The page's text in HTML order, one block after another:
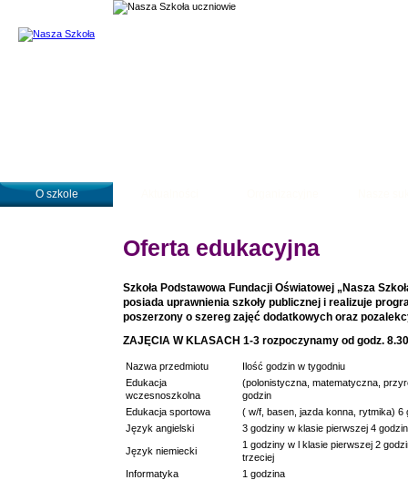
O szkole
Oferta edukacyjna
Szkoła Podstawowa Fundacji Oświatowej „Nasza
posiada uprawnienia szkoły publicznej i realizuje
poszerzony o szereg zajęć dodatkowych oraz
ZAJĘCIA W KLASACH 1-3 rozpoczynamy od godz.
Nazwa przedmiotu
Ilość godzin w tygodniu
Edukacja
wczesnoszkolna
(polonistyczna, matematyczna,
godzin
Edukacja sportowa
( w/f, basen, jazda konna, rytmika) 6
Język angielski
3 godziny w klasie pierwszej 4
Język niemiecki
1 godziny w l klasie pierwszej 2
trzeciej
Informatyka
1 godzina